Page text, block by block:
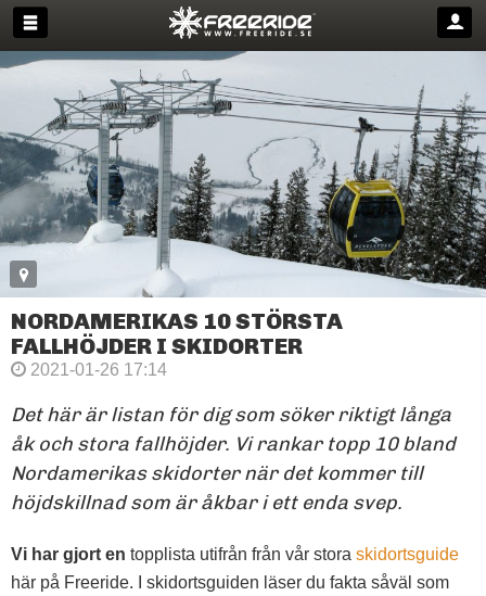
NORDAMERIKAS 10 STÖRSTA
FALLHÖJDER I SKIDORTER
2021-01-26 17:14
Det här är listan för dig som söker riktigt långa
åk och stora fallhöjder. Vi rankar topp 10 bland
Nordamerikas skidorter när det kommer till
höjdskillnad som är åkbar i ett enda svep.
Vi har gjort en topplista utifrån från vår stora skidortsguide
här på Freeride. I skidortsguiden läser du fakta såväl som